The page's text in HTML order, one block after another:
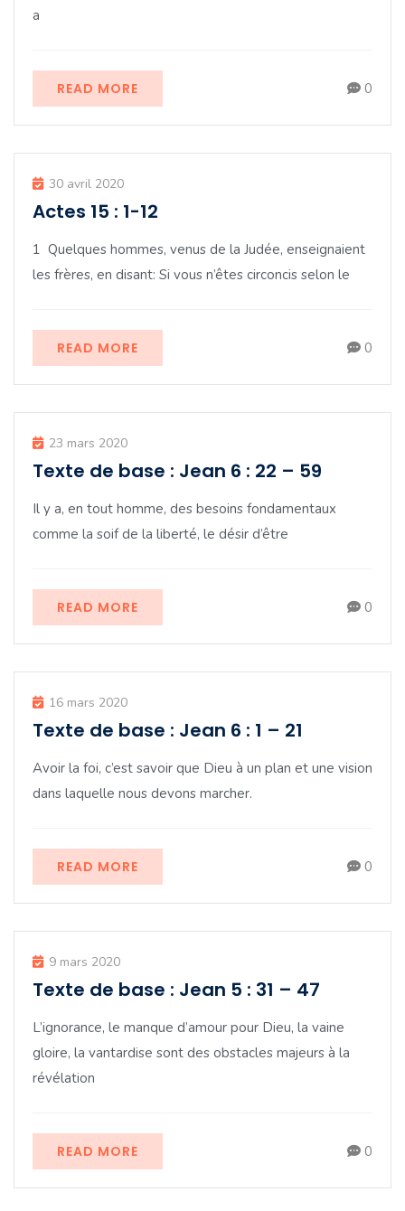
a
READ MORE 0
30 avril 2020
Actes 15 : 1-12
1 Quelques hommes, venus de la Judée, enseignaient
les frères, en disant: Si vous n’êtes circoncis selon le
READ MORE 0
23 mars 2020
Texte de base : Jean 6 : 22 – 59
Il y a, en tout homme, des besoins fondamentaux
comme la soif de la liberté, le désir d’être
READ MORE 0
16 mars 2020
Texte de base : Jean 6 : 1 – 21
Avoir la foi, c’est savoir que Dieu à un plan et une vision
dans laquelle nous devons marcher.
READ MORE 0
9 mars 2020
Texte de base : Jean 5 : 31 – 47
L’ignorance, le manque d’amour pour Dieu, la vaine
gloire, la vantardise sont des obstacles majeurs à la
révélation
READ MORE 0